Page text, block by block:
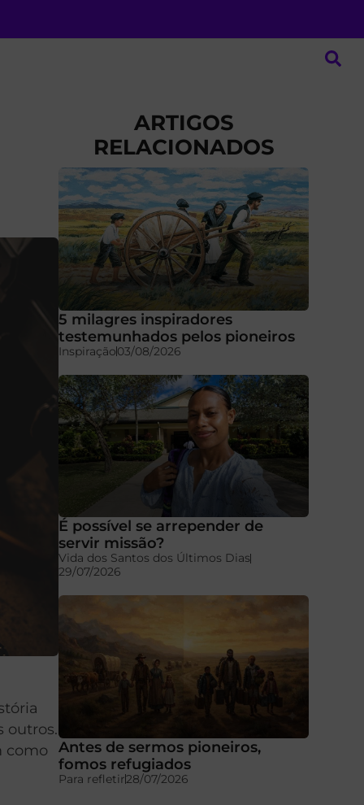
outros.
como
ARTIGOS
RELACIONADOS
5 milagres inspiradores
testemunhados pelos pioneiros
Inspiração03/08/2026
É possível se arrepender de
servir missão?
Vida dos Santos dos Últimos Dias
29/07/2026
Antes de sermos pioneiros,
fomos refugiados
Para refletir28/07/2026